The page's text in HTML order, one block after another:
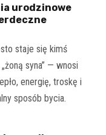
urodzinowe
staje się kimś
syna” — wnosi
energię, troskę i
sposób bycia.